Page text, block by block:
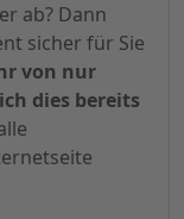
ab? Dann
sicher für Sie
von nur
dies bereits